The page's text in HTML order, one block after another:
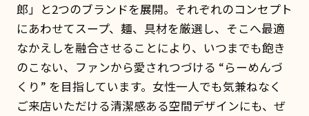
郎」と2つのブランドを展開。それぞれのコンセプト
にあわせてスープ、麺、具材を厳選し、そこへ最適
なかえしを融合させることにより、いつまでも飽き
のこない、ファンから愛されつづける “らーめんづ
くり” を目指しています。女性一人でも気兼ねなく
ご来店いただける清潔感ある空間デザインにも、ぜ